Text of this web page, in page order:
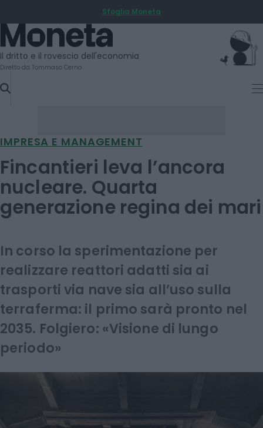
TO
CONTENT
Sfoglia Moneta
Moneta
Il dritto e il rovescio dell'economia
Diretto da Tommaso Cerno
IMPRESA E MANAGEMENT
Fincantieri leva l’ancora
nucleare. Quarta
generazione regina dei mari
In corso la sperimentazione per
realizzare reattori adatti sia ai
trasporti via nave sia all’uso sulla
terraferma: il primo sarà pronto nel
2035. Folgiero: «Visione di lungo
periodo»